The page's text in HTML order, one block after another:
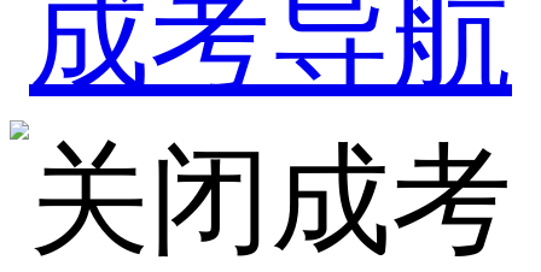
成考